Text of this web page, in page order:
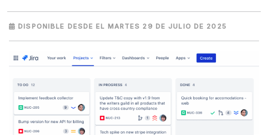
DISPONIBLE DESDE EL MARTES 29 DE JULIO DE 2025